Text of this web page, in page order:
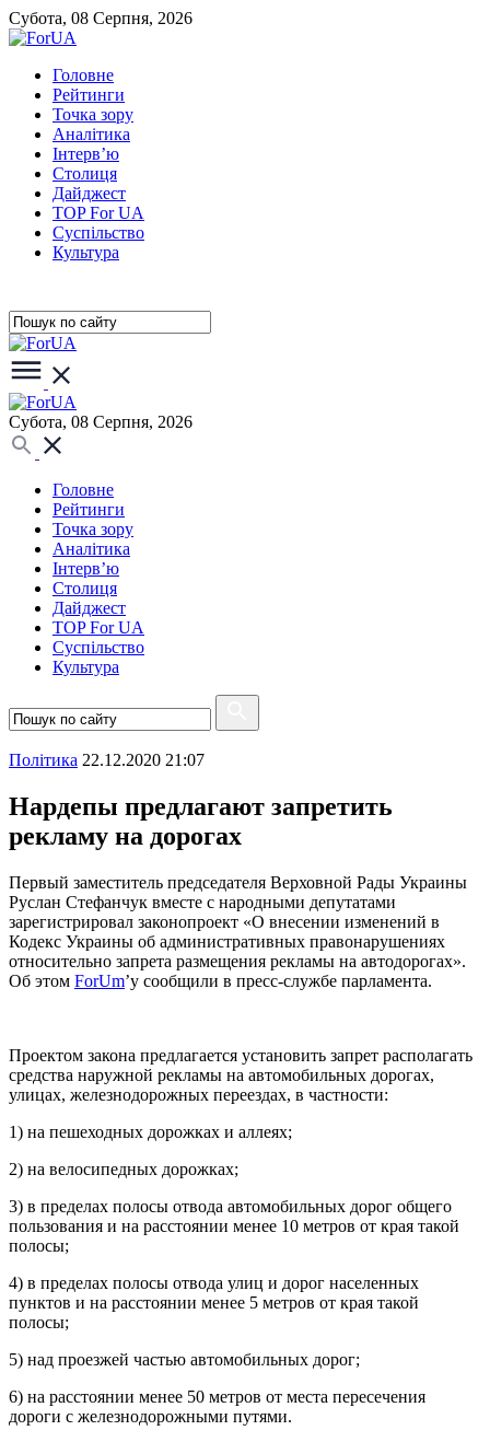
Субота, 08 Серпня, 2026
Головне
Рейтинги
Точка зору
Аналітика
Інтерв’ю
Столиця
Дайджест
TOP For UA
Суспiльство
Культура
Субота, 08 Серпня, 2026
Головне
Рейтинги
Точка зору
Аналітика
Інтерв’ю
Столиця
Дайджест
TOP For UA
Суспiльство
Культура
Полiтика 22.12.2020 21:07
Нардепы предлагают запретить
рекламу на дорогах
Первый заместитель председателя Верховной Рады Украины
Руслан Стефанчук вместе с народными депутатами
зарегистрировал законопроект «О внесении изменений в
Кодекс Украины об административных правонарушениях
относительно запрета размещения рекламы на автодорогах».
Об этом ForUm’у сообщили в пресс-службе парламента.
Проектом закона предлагается установить запрет располагать
средства наружной рекламы на автомобильных дорогах,
улицах, железнодорожных переездах, в частности:
1) на пешеходных дорожках и аллеях;
2) на велосипедных дорожках;
3) в пределах полосы отвода автомобильных дорог общего
пользования и на расстоянии менее 10 метров от края такой
полосы;
4) в пределах полосы отвода улиц и дорог населенных
пунктов и на расстоянии менее 5 метров от края такой
полосы;
5) над проезжей частью автомобильных дорог;
6) на расстоянии менее 50 метров от места пересечения
дороги с железнодорожными путями.